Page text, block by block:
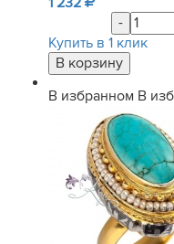
-
Купить в 1 клик
В избранном В